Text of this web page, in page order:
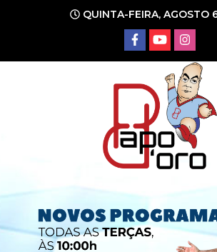
conteúdo
QUINTA-FEIRA, AGOSTO